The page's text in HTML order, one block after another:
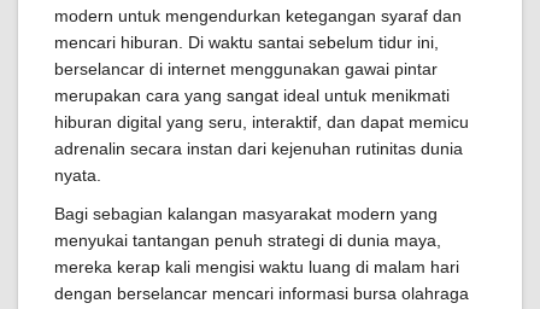
modern untuk mengendurkan ketegangan syaraf dan
mencari hiburan. Di waktu santai sebelum tidur ini,
berselancar di internet menggunakan gawai pintar
merupakan cara yang sangat ideal untuk menikmati
hiburan digital yang seru, interaktif, dan dapat memicu
adrenalin secara instan dari kejenuhan rutinitas dunia
nyata.
Bagi sebagian kalangan masyarakat modern yang
menyukai tantangan penuh strategi di dunia maya,
mereka kerap kali mengisi waktu luang di malam hari
dengan berselancar mencari informasi bursa olahraga